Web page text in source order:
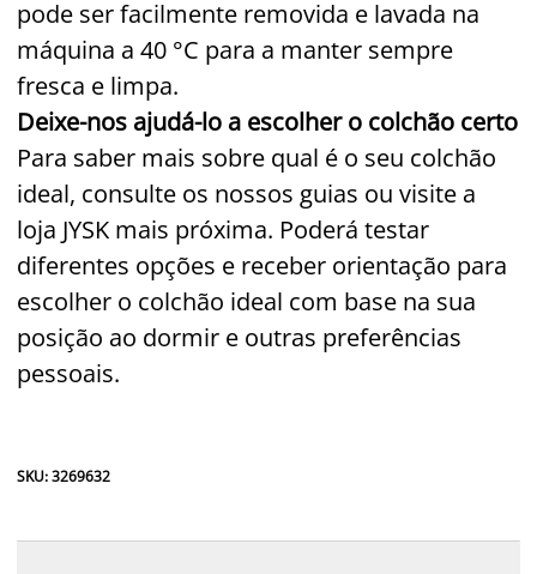
pode ser facilmente removida e lavada na
máquina a 40 °C para a manter sempre
fresca e limpa.
Deixe-nos ajudá-lo a escolher o colchão certo
Para saber mais sobre qual é o seu colchão
ideal, consulte os nossos guias ou visite a
loja JYSK mais próxima. Poderá testar
diferentes opções e receber orientação para
escolher o colchão ideal com base na sua
posição ao dormir e outras preferências
pessoais.
SKU: 3269632